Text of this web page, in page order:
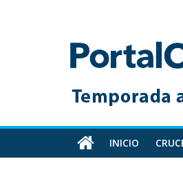
Toda
información
cruceros
en
un
INICIO